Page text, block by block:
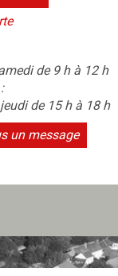
de 9 h à 12 h
de 15 h à 18 h
un message